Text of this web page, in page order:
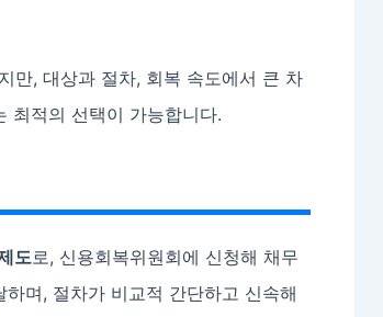
만, 대상과 절차, 회복 속도에서 큰 차
최적의 선택이 가능합니다.
도로, 신용회복위원회에 신청해 채무
며, 절차가 비교적 간단하고 신속해